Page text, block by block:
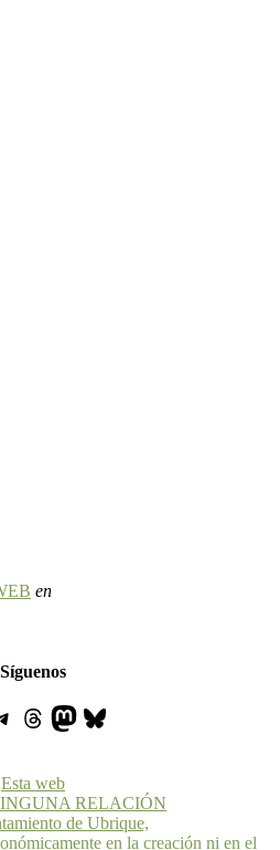
en
Síguenos
Esta web
RELACIÓN
de Ubrique,
en la creación ni en el